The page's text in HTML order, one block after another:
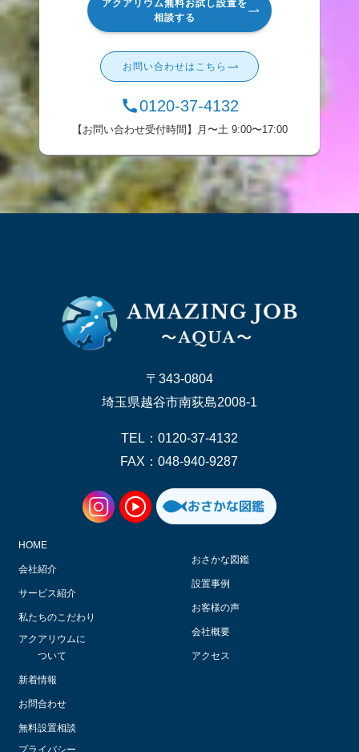
アクアリウム無料お試し設置を
相談する
お問い合わせはこちら
0120-37-4132
【お問い合わせ受付時間】月〜土 9:00〜17:00
〒343-0804
埼玉県越谷市南荻島2008-1
TEL：0120-37-4132
FAX：048-940-9287
HOME
会社紹介
サービス紹介
私たちのこだわり
アクアリウムに
ついて
おさかな図鑑
設置事例
お客様の声
会社概要
アクセス
新着情報
お問合わせ
無料設置相談
プライバシー